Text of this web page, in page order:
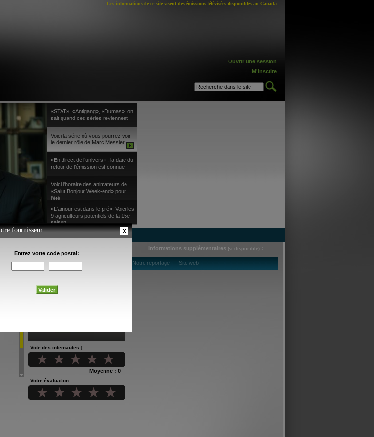
Les informations de ce site visent des émissions télévisées disponibles au Canada
Ouvrir une session
M'inscrire
«STAT», «Antigang», «Dumas»: on
sait quand ces séries reviennent
Voici la série où vous pourrez voir
le dernier rôle de Marc Messier
«En direct de l’univers» : la date du
retour de l’émission est connue
Voici l'horaire des animateurs de
«Salut Bonjour Week-end» pour
l'été
«L'amour est dans le pré»: Voici les
9 agriculteurs potentiels de la 15e
saison
Informations supplémentaires (si disponible) :
Notre reportage Site web
Vote des internautes ()
Moyenne : 0
Votre évaluation